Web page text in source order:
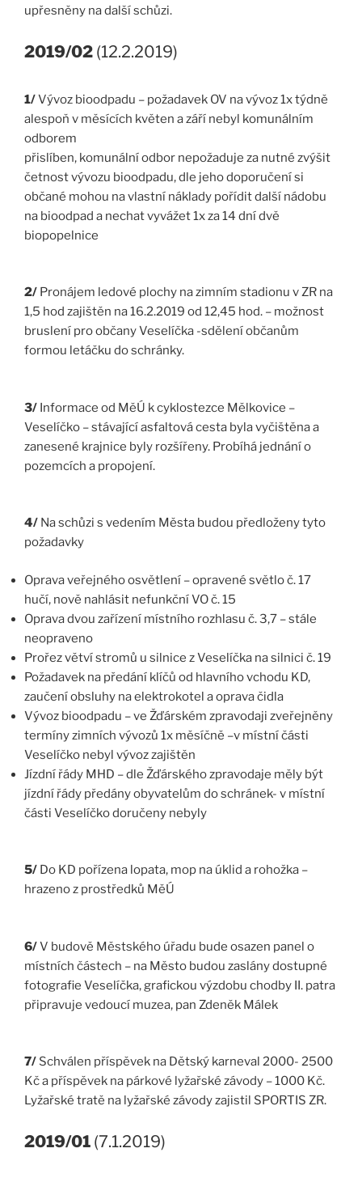
upřesněny na další schůzi.
2019/02 (12.2.2019)
1/Vývoz bioodpadu – požadavek OV na vývoz 1x týdně
alespoň v měsících květen a září nebyl komunálním
odborem
přislíben, komunální odbor nepožaduje za nutné zvýšit
četnost vývozu bioodpadu, dle jeho doporučení si
občané mohou na vlastní náklady pořídit další nádobu
na bioodpad a nechat vyvážet 1x za 14 dní dvě
biopopelnice
2/ Pronájem ledové plochy na zimním stadionu v ZR na
1,5 hod zajištěn na 16.2.2019 od 12,45 hod. – možnost
bruslení pro občany Veselíčka -sdělení občanům
formou letáčku do schránky.
3/ Informace od MěÚ k cyklostezce Mělkovice –
Veselíčko – stávající asfaltová cesta byla vyčištěna a
zanesené krajnice byly rozšířeny. Probíhá jednání o
pozemcích a propojení.
4/ Na schůzi s vedením Města budou předloženy tyto
požadavky
Oprava veřejného osvětlení – opravené světlo č. 17
hučí, nově nahlásit nefunkční VO č. 15
Oprava dvou zařízení místního rozhlasu č. 3,7 – stále
neopraveno
Prořez větví stromů u silnice z Veselíčka na silnici č. 19
Požadavek na předání klíčů od hlavního vchodu KD,
zaučení obsluhy na elektrokotel a oprava čidla
Vývoz bioodpadu – ve Žďárském zpravodaji zveřejněny
termíny zimních vývozů 1x měsíčně –v místní části
Veselíčko nebyl vývoz zajištěn
Jízdní řády MHD – dle Žďárského zpravodaje měly být
jízdní řády předány obyvatelům do schránek- v místní
části Veselíčko doručeny nebyly
5/ Do KD pořízena lopata, mop na úklid a rohožka –
hrazeno z prostředků MěÚ
6/V budově Městského úřadu bude osazen panel o
místních částech – na Město budou zaslány dostupné
fotografie Veselíčka, grafickou výzdobu chodby II. patra
připravuje vedoucí muzea, pan Zdeněk Málek
7/ Schválen příspěvek na Dětský karneval 2000- 2500
Kč a příspěvek na párkové lyžařské závody – 1000 Kč.
Lyžařské tratě na lyžařské závody zajistil SPORTIS ZR.
2019/01 (7.1.2019)